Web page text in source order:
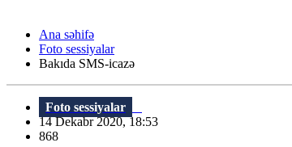
Ana səhifə
Foto sessiyalar
Bakıda SMS-icazə
Foto sessiyalar
14 Dekabr 2020, 18:53
868